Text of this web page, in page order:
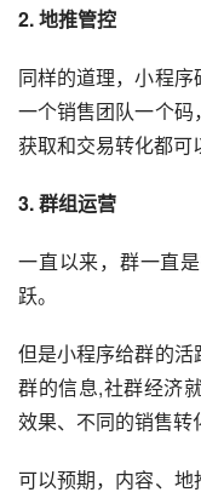
2. 地推管控
同样的道理，小程序
一个销售团队一个
获取和交易转化都可
3. 群组运营
一直以来，群一直
跃。
但是小程序给群的
群的信息,社群经济
效果、不同的销售转
可以预期，内容、